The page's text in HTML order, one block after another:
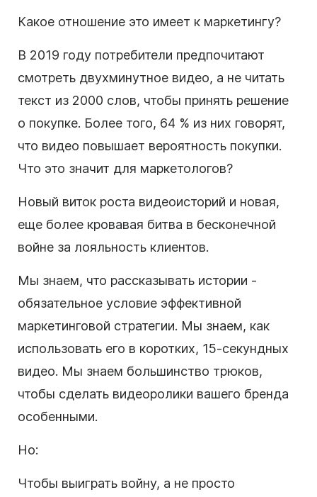
Какое отношение это имеет к маркетингу?
В 2019 году потребители предпочитают
смотреть двухминутное видео, а не читать
текст из 2000 слов, чтобы принять решение
о покупке. Более того, 64 % из них говорят,
что видео повышает вероятность покупки.
Что это значит для маркетологов?
Новый виток роста видеоисторий и новая,
еще более кровавая битва в бесконечной
войне за лояльность клиентов.
Мы знаем, что рассказывать истории -
обязательное условие эффективной
маркетинговой стратегии. Мы знаем, как
использовать его в коротких, 15-секундных
видео. Мы знаем большинство трюков,
чтобы сделать видеоролики вашего бренда
особенными.
Но:
Чтобы выиграть войну, а не просто